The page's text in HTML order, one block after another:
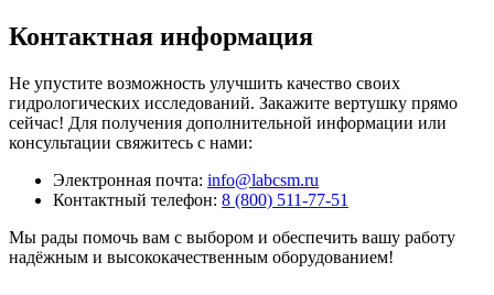
Контактная информация
Не упустите возможность улучшить качество своих
гидрологических исследований. Закажите вертушку прямо
сейчас! Для получения дополнительной информации или
консультации свяжитесь с нами:
Электронная почта: info@labcsm.ru
Контактный телефон: 8 (800) 511-77-51
Мы рады помочь вам с выбором и обеспечить вашу работу
надёжным и высококачественным оборудованием!